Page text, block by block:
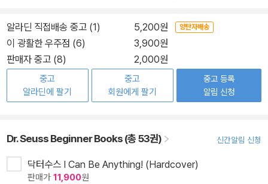
알라딘 직접배송 중고 (1) 5,200원 양탄자배송
이 광활한 우주점 (6)
3,900원
판매자 중고 (8)
2,000원
중고
알라딘에 팔기
중고
회원에게 팔기
중고 등록
알림 신청
Dr. Seuss Beginner Books (총 53권) 신간알림 신청
닥터수스 I Can Be Anything! (Hardcover)
판매가 11,900원